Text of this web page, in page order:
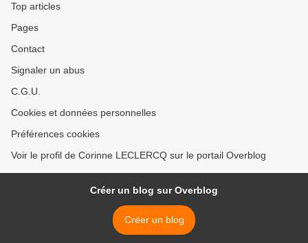
Top articles
Pages
Contact
Signaler un abus
C.G.U.
Cookies et données personnelles
Préférences cookies
Voir le profil de Corinne LECLERCQ sur le portail Overblog
Créer un blog sur Overblog
Créer un blog